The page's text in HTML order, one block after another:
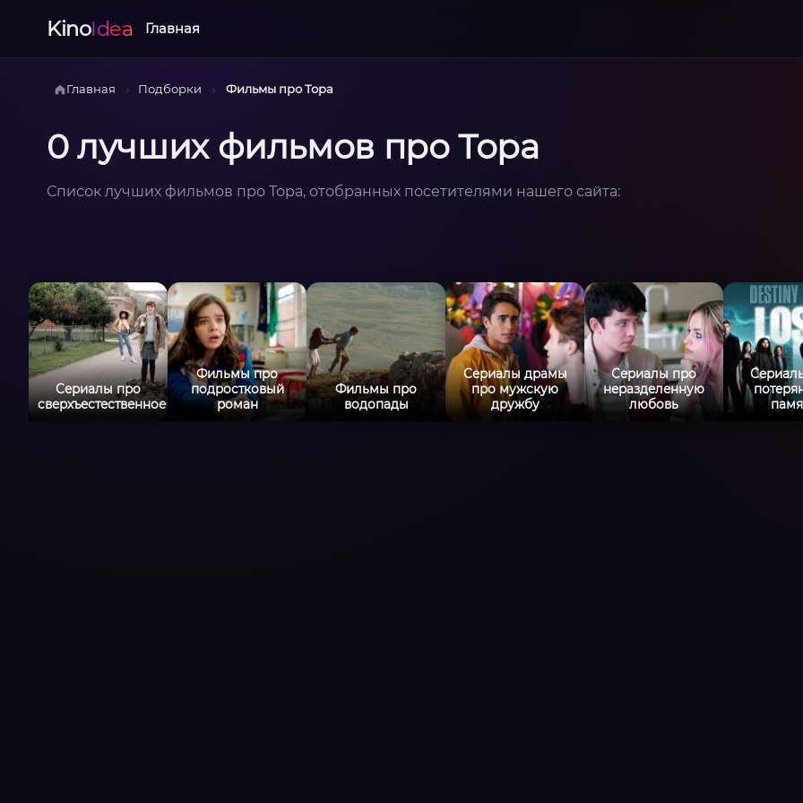
KinoIdea Главная
Главная › Подборки › Фильмы про Тора
0 лучших фильмов про Тора
Список лучших фильмов про Тора, отобранных посетителями нашего сайта:
Сериалы про
сверхъестественное
Фильмы про
подростковый
роман
Фильмы про
водопады
Сериалы драмы
про мужскую
дружбу
Сериалы про
неразделенную
любовь